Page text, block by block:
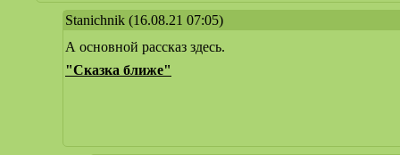
Stanichnik (16.08.21 07:05)
А основной рассказ здесь.
"Сказка ближе"